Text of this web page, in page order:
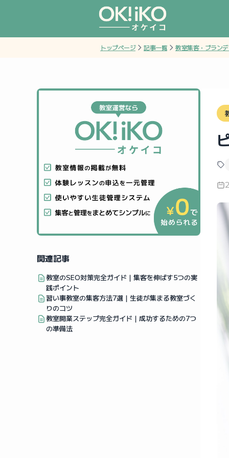
トップページ 記事一覧 教室集客・ブラン
関連記事
教室のSEO対策完全ガイド｜集客を伸ばす5つの実
践ポイント
習い事教室の集客方法7選｜生徒が集まる教室づく
りのコツ
教室開業ステップ完全ガイド｜成功するための7つ
の準備法